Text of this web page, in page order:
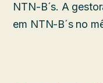
NTN-B´s. A
em NTN-B´s no